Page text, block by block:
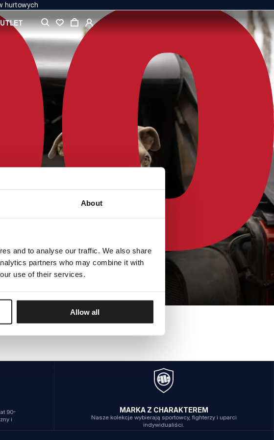
About
and to analyse our traffic. We also share
partners who may combine it with
use of their services.
Allow all
hurtowych
90-
i
MARKA Z CHARAKTEREM
Nasze kolekcje wybierają sportowcy, fighterzy i uparci
indywidualiści.